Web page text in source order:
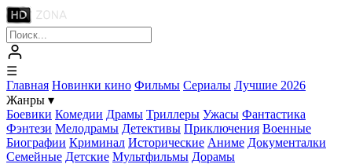
☰
Главная Новинки кино Фильмы Сериалы Лучшие 2026
Жанры ▾
Боевики Комедии Драмы Триллеры Ужасы Фантастика
Фэнтези Мелодрамы Детективы Приключения Военные
Биографии Криминал Исторические Аниме Документалки
Семейные Детские Мультфильмы Дорамы